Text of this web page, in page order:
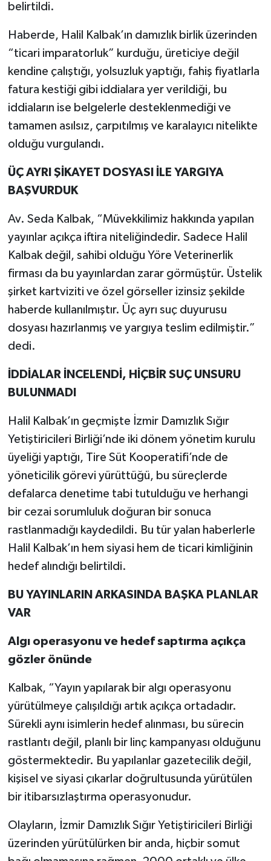
belirtildi.
Haberde, Halil Kalbak’ın damızlık birlik üzerinden
“ticari imparatorluk” kurduğu, üreticiye değil
kendine çalıştığı, yolsuzluk yaptığı, fahiş fiyatlarla
fatura kestiği gibi iddialara yer verildiği, bu
iddiaların ise belgelerle desteklenmediği ve
tamamen asılsız, çarpıtılmış ve karalayıcı nitelikte
olduğu vurgulandı.
ÜÇ AYRI ŞİKAYET DOSYASI İLE YARGIYA
BAŞVURDUK
Av. Seda Kalbak, “Müvekkilimiz hakkında yapılan
yayınlar açıkça iftira niteliğindedir. Sadece Halil
Kalbak değil, sahibi olduğu Yöre Veterinerlik
firması da bu yayınlardan zarar görmüştür. Üstelik
şirket kartviziti ve özel görseller izinsiz şekilde
haberde kullanılmıştır. Üç ayrı suç duyurusu
dosyası hazırlanmış ve yargıya teslim edilmiştir.”
dedi.
İDDİALAR İNCELENDİ, HİÇBİR SUÇ UNSURU
BULUNMADI
Halil Kalbak’ın geçmişte İzmir Damızlık Sığır
Yetiştiricileri Birliği’nde iki dönem yönetim kurulu
üyeliği yaptığı, Tire Süt Kooperatifi’nde de
yöneticilik görevi yürüttüğü, bu süreçlerde
defalarca denetime tabi tutulduğu ve herhangi
bir cezai sorumluluk doğuran bir sonuca
rastlanmadığı kaydedildi. Bu tür yalan haberlerle
Halil Kalbak’ın hem siyasi hem de ticari kimliğinin
hedef alındığı belirtildi.
BU YAYINLARIN ARKASINDA BAŞKA PLANLAR
VAR
Algı operasyonu ve hedef saptırma açıkça
gözler önünde
Kalbak, “Yayın yapılarak bir algı operasyonu
yürütülmeye çalışıldığı artık açıkça ortadadır.
Sürekli aynı isimlerin hedef alınması, bu sürecin
rastlantı değil, planlı bir linç kampanyası olduğunu
göstermektedir. Bu yapılanlar gazetecilik değil,
kişisel ve siyasi çıkarlar doğrultusunda yürütülen
bir itibarsızlaştırma operasyonudur.
Olayların, İzmir Damızlık Sığır Yetiştiricileri Birliği
üzerinden yürütülürken bir anda, hiçbir somut